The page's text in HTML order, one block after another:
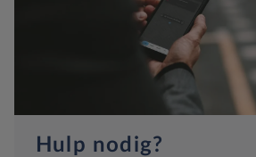
Hulp nodig?